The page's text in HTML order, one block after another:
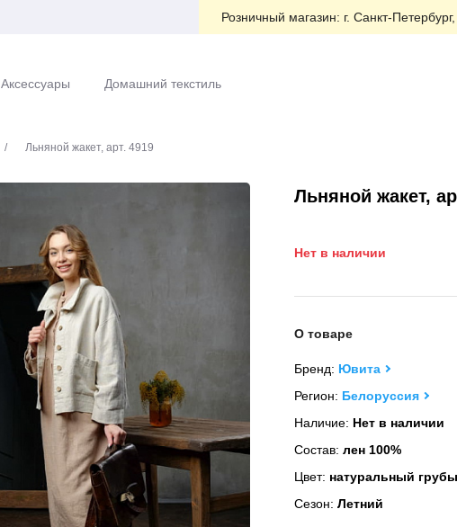
Розничный магазин: г. Санкт-
Аксессуары Домашний текстиль
/ Льняной жакет, арт. 4919
Льняной жакет,
Нет в наличии
О товаре
Бренд: Ювита
Регион: Белоруссия
Наличие: Нет в наличии
Состав: лен 100%
Цвет: натуральный
Сезон: Летний